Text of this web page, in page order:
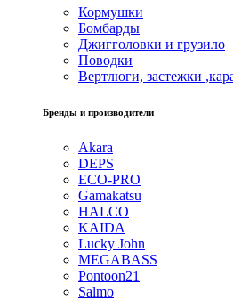
Кормушки
Бомбарды
Джигголовки и грузило
Поводки
Вертлюги, застежки
Бренды и производители
Akara
DEPS
ECO-PRO
Gamakatsu
HALCO
KAIDA
Lucky John
MEGABASS
Pontoon21
Salmo